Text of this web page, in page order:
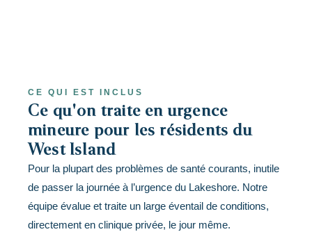
CE QUI EST INCLUS
Ce qu'on traite en urgence
mineure pour les résidents du
West Island
Pour la plupart des problèmes de santé courants, inutile
de passer la journée à l’urgence du Lakeshore. Notre
équipe évalue et traite un large éventail de conditions,
directement en clinique privée, le jour même.